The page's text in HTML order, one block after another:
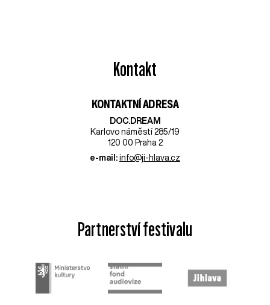
Kontakt
KONTAKTNÍ ADRESA
DOC.DREAM​
Karlovo náměstí 285/19
120 00 Praha 2
e-mail: info@ji-hlava.cz
Partnerství festivalu